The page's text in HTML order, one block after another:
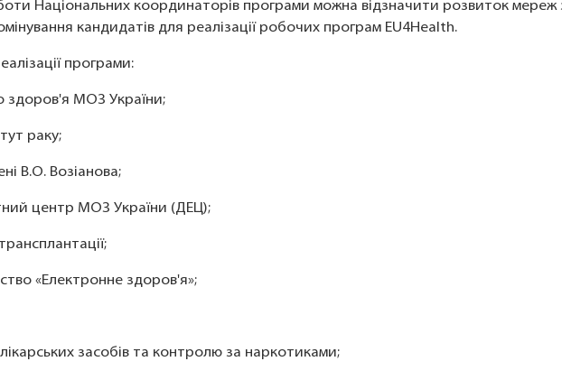
Національних координаторів програми можна відзначити розвиток мереж
кандидатів для реалізації робочих програм EU4Health.
програми:
здоров'я МОЗ України;
раку;
В.О. Возіанова;
центр МОЗ України (ДЕЦ);
«Електронне здоров'я»;
засобів та контролю за наркотиками;